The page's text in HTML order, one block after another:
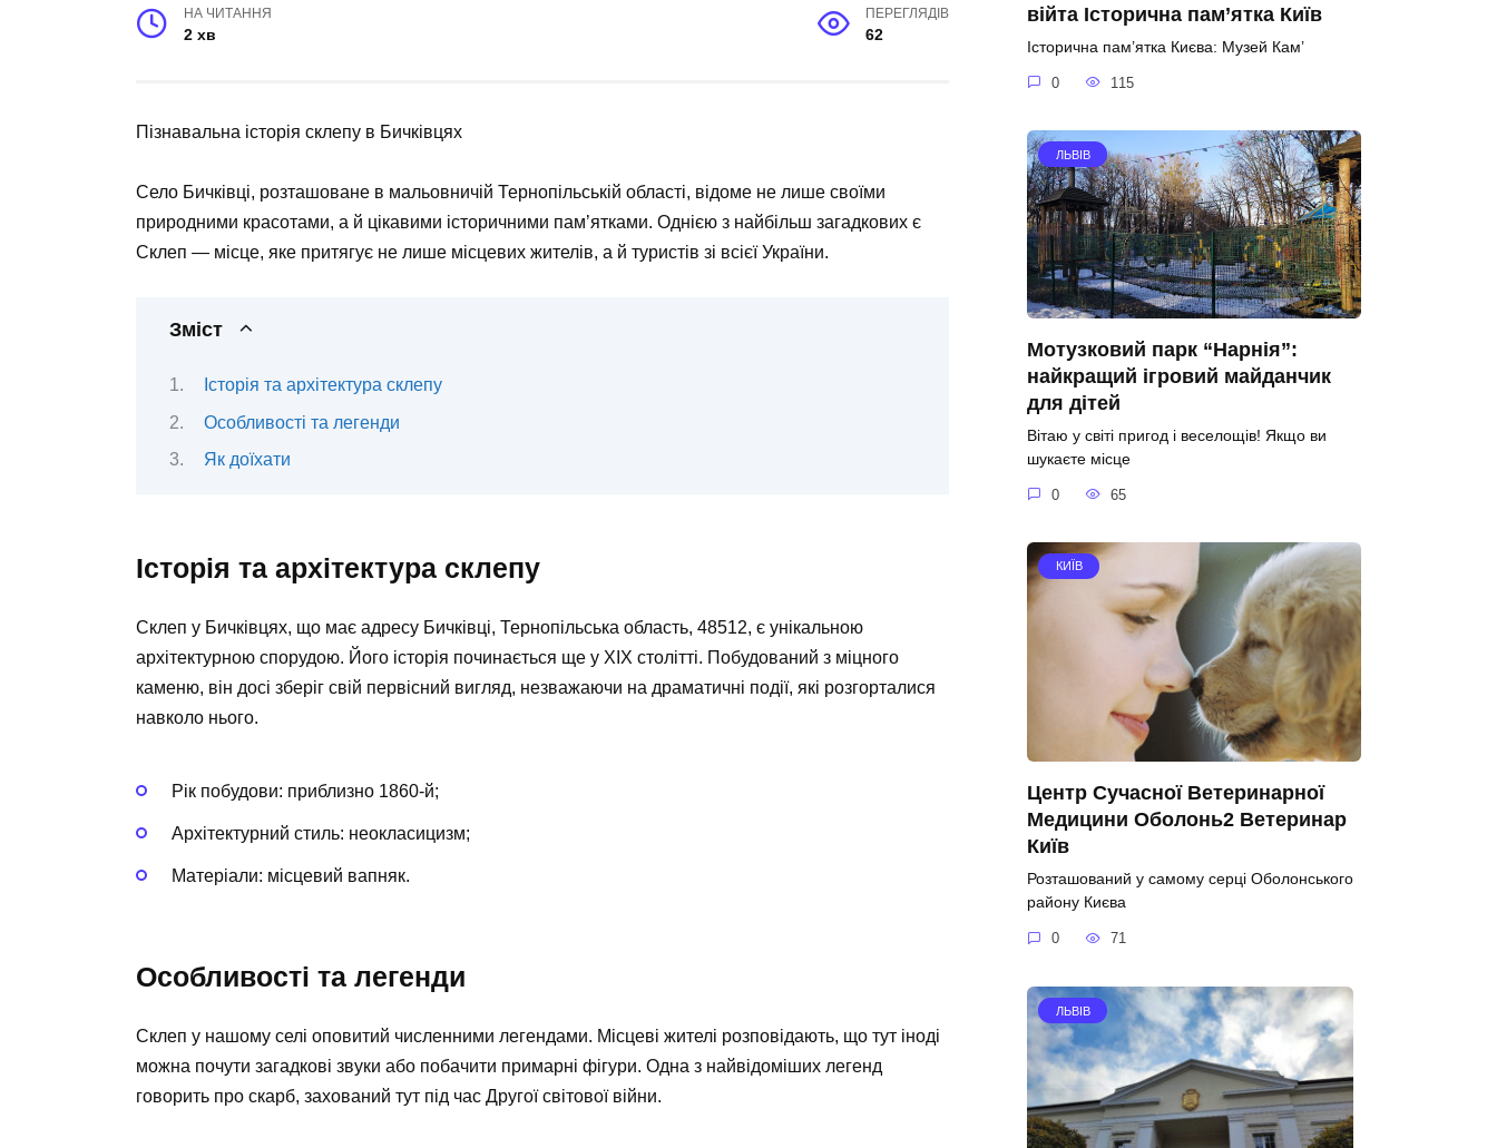
НА ЧИТАННЯ
2 хв
ПЕРЕГЛЯДІВ
62
Пізнавальна історія склепу в Бичківцях
Село Бичківці, розташоване в мальовничій Тернопільській області, відоме не лише своїми
природними красотами, а й цікавими історичними пам’ятками. Однією з найбільш загадкових є
Склеп — місце, яке притягує не лише місцевих жителів, а й туристів зі всієї України.
Зміст
Історія та архітектура склепу
Особливості та легенди
Як доїхати
Історія та архітектура склепу
Склеп у Бичківцях, що має адресу Бичківці, Тернопільська область, 48512, є унікальною
архітектурною спорудою. Його історія починається ще у XIX столітті. Побудований з міцного
каменю, він досі зберіг свій первісний вигляд, незважаючи на драматичні події, які розгорталися
навколо нього.
Рік побудови: приблизно 1860-й;
Архітектурний стиль: неокласицизм;
Матеріали: місцевий вапняк.
Особливості та легенди
Склеп у нашому селі оповитий численними легендами. Місцеві жителі розповідають, що тут іноді
можна почути загадкові звуки або побачити примарні фігури. Одна з найвідоміших легенд
говорить про скарб, захований тут під час Другої світової війни.
війта Історична пам’ятка Київ
Історична пам’ятка Києва: Музей Кам’
0 115
ЛЬВІВ
Мотузковий парк “Нарнія”:
найкращий ігровий майданчик
для дітей
Вітаю у світі пригод і веселощів! Якщо ви
шукаєте місце
0 65
КИЇВ
Центр Сучасної Ветеринарної
Медицини Оболонь2 Ветеринар
Київ
Розташований у самому серці Оболонського
району Києва
0 71
ЛЬВІВ